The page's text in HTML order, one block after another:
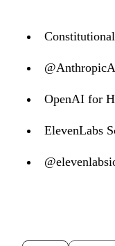
OpenAI for
ElevenLabs